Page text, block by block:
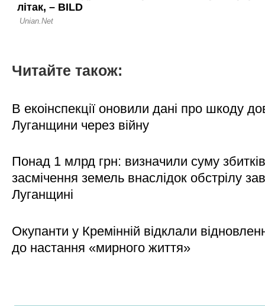
Читайте також:
В екоінспекції оновили дані про шкоду
Луганщини через війну
Понад 1 млрд грн: визначили суму
засмічення земель внаслідок обстрілу
Луганщині
Окупанти у Кремінній відклали
до настання «мирного життя»